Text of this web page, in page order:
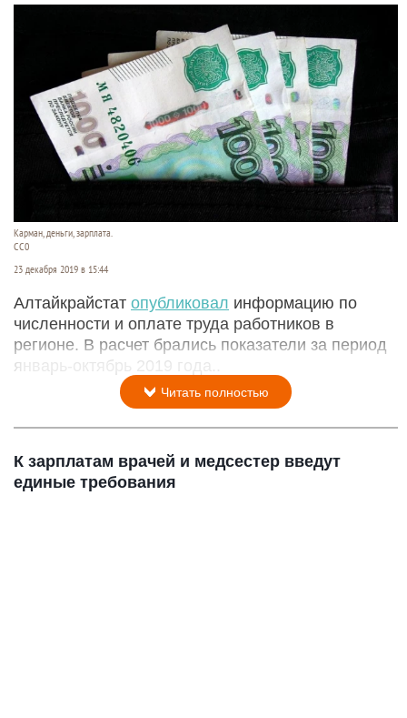
Карман, деньги, зарплата.
СС0
23 декабря 2019 в 15:44
Алтайкрайстат опубликовал информацию по
численности и оплате труда работников в
регионе. В расчет брались показатели за период
январь-октябрь 2019 года..
Читать полностью
К зарплатам врачей и медсестер введут
единые требования